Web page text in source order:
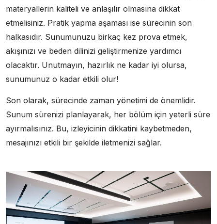
materyallerin kaliteli ve anlaşılır olmasına dikkat
etmelisiniz. Pratik yapma aşaması ise sürecinin son
halkasıdır. Sunumunuzu birkaç kez prova etmek,
akışınızı ve beden dilinizi geliştirmenize yardımcı
olacaktır. Unutmayın, hazırlık ne kadar iyi olursa,
sunumunuz o kadar etkili olur!
Son olarak, sürecinde zaman yönetimi de önemlidir.
Sunum sürenizi planlayarak, her bölüm için yeterli süre
ayırmalısınız. Bu, izleyicinin dikkatini kaybetmeden,
mesajınızı etkili bir şekilde iletmenizi sağlar.